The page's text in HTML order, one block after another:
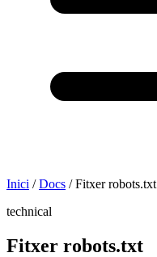
Inici / Docs / Fitxer robots.txt
technical
Fitxer robots.txt